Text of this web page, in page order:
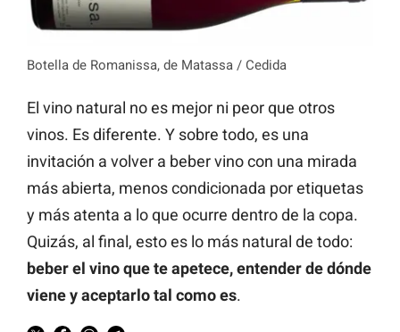
Botella de Romanissa, de Matassa / Cedida
El vino natural no es mejor ni peor que otros
vinos. Es diferente. Y sobre todo, es una
invitación a volver a beber vino con una mirada
más abierta, menos condicionada por etiquetas
y más atenta a lo que ocurre dentro de la copa.
Quizás, al final, esto es lo más natural de todo:
beber el vino que te apetece, entender de dónde
viene y aceptarlo tal como es.